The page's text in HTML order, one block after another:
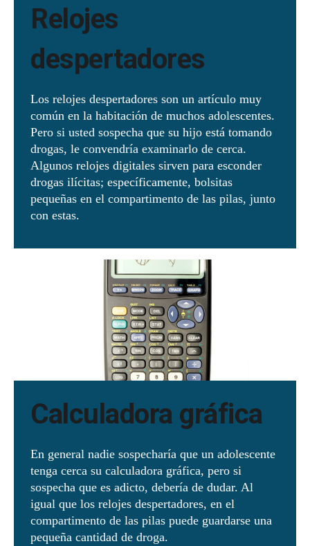
Relojes
despertadores
Los relojes despertadores son un artículo muy
común en la habitación de muchos adolescentes.
Pero si usted sospecha que su hijo está tomando
drogas, le convendría examinarlo de cerca.
Algunos relojes digitales sirven para esconder
drogas ilícitas; específicamente, bolsitas
pequeñas en el compartimento de las pilas, junto
con estas.
Calculadora gráfica
En general nadie sospecharía que un adolescente
tenga cerca su calculadora gráfica, pero si
sospecha que es adicto, debería de dudar. Al
igual que los relojes despertadores, en el
compartimento de las pilas puede guardarse una
pequeña cantidad de droga.